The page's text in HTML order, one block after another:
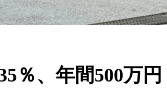
％、年間500万円